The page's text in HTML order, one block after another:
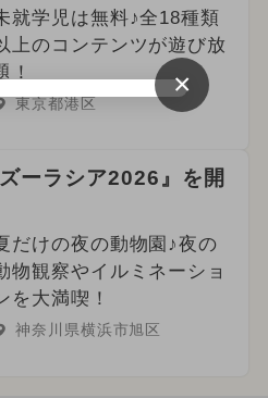
就学児は無料♪全18種類
上のコンテンツが遊び放
！
東京都港区
ーラシア2026』を開
だけの夜の動物園♪夜の
物観察やイルミネーショ
を大満喫！
神奈川県横浜市旭区
×